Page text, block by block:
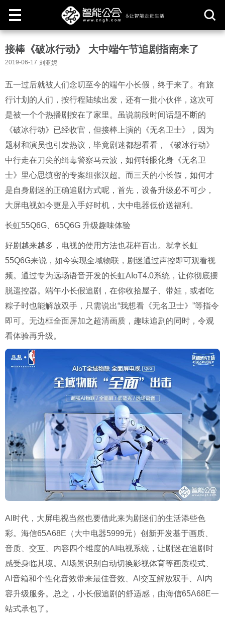
接棒《破冰行动》 大中端午节追剧指南来了
2019-06-17 刘亚妮
五一过后就被人们念叨至今的端午小长假，终于来了。有旅
行计划的人们，按行程陆续出发，还有一批小伙伴，这次可
是被一个个热播剧按在了家里。虽说前段时间话题不断的
《破冰行动》已经收官，但接棒上演的《无名卫士》，因为
题材和演员也引发热议，毕竟剧迷都想看看，《破冰行动》
中行走在刀尖的缉毒警察马云波，如何转眼化身《无名卫
士》里心思缜密的专案组张汉超。而三天的小长假，如何才
是自身剧迷的正确追剧方式呢，首先，设备升级必不可少，
大屏电视如今更是入手好时机，大中电器低价送福利。
长虹55Q6G 65Q6G 升级趣味体验
好剧越来越多，电视的使用方法也花样百出。就拿长虹
55Q6G来说，如今实现全域物联，剧迷通过声控即可观看视
频。通过专为远场语音开发的长虹AIoT4.0系统，让你彻底摆
脱遥控器。端午小长假追剧，在你收拾屋子、带娃，或者吃
粽子时也能解放双手，只需说出“我想看《无名卫士》”等指令
即可。无边框全面屏加之超清画质，趣味追剧的同时，令观
看体验再升级。
AI时代，大屏电视当然也要借此来为剧迷们的生活添些色
彩。海信65A68E（大中电器5999元）创新开发基于画质、
音质、交互、内容四个维度的AI电视系统，让剧迷在追剧时
感受身临其境。AI场景识别自动切换影视体育等画质模式、
AI音箱和个性化音效带来最佳音效、AI交互解放双手、AI内
容升级服务。总之，小长假追剧的舒适感，由海信65A68E一
站式承包了。